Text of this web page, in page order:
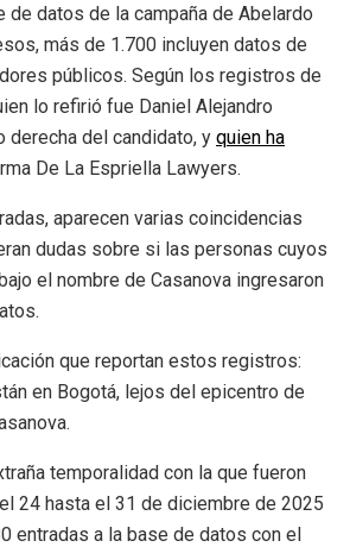
de datos de la campaña de Abelardo
más de 1.700 incluyen datos de
públicos. Según los registros de
lo refirió fue Daniel Alejandro
derecha del candidato, y quien ha
De La Espriella Lawyers.
aparecen varias coincidencias
dudas sobre si las personas cuyos
el nombre de Casanova ingresaron
que reportan estos registros:
en Bogotá, lejos del epicentro de
temporalidad con la que fueron
24 hasta el 31 de diciembre de 2025
entradas a la base de datos con el